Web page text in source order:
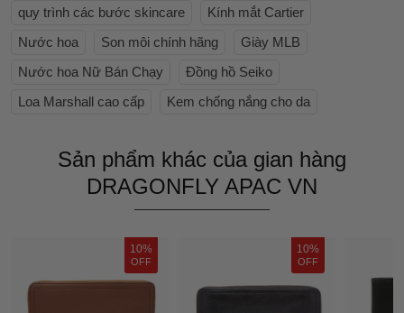
quy trình các bước skincare
Kính mắt Cartier
Nước hoa
Son môi chính hãng
Giày MLB
Nước hoa Nữ Bán Chạy
Đồng hồ Seiko
Loa Marshall cao cấp
Kem chống nắng cho da
Sản phẩm khác của gian hàng
DRAGONFLY APAC VN
10%
OFF
10%
OFF